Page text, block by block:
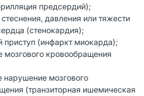
предсердий);
давления или тяжести
(стенокардия);
приступ (инфаркт миокарда);
мозгового кровообращения
нарушение мозгового
(транзиторная ишемическая